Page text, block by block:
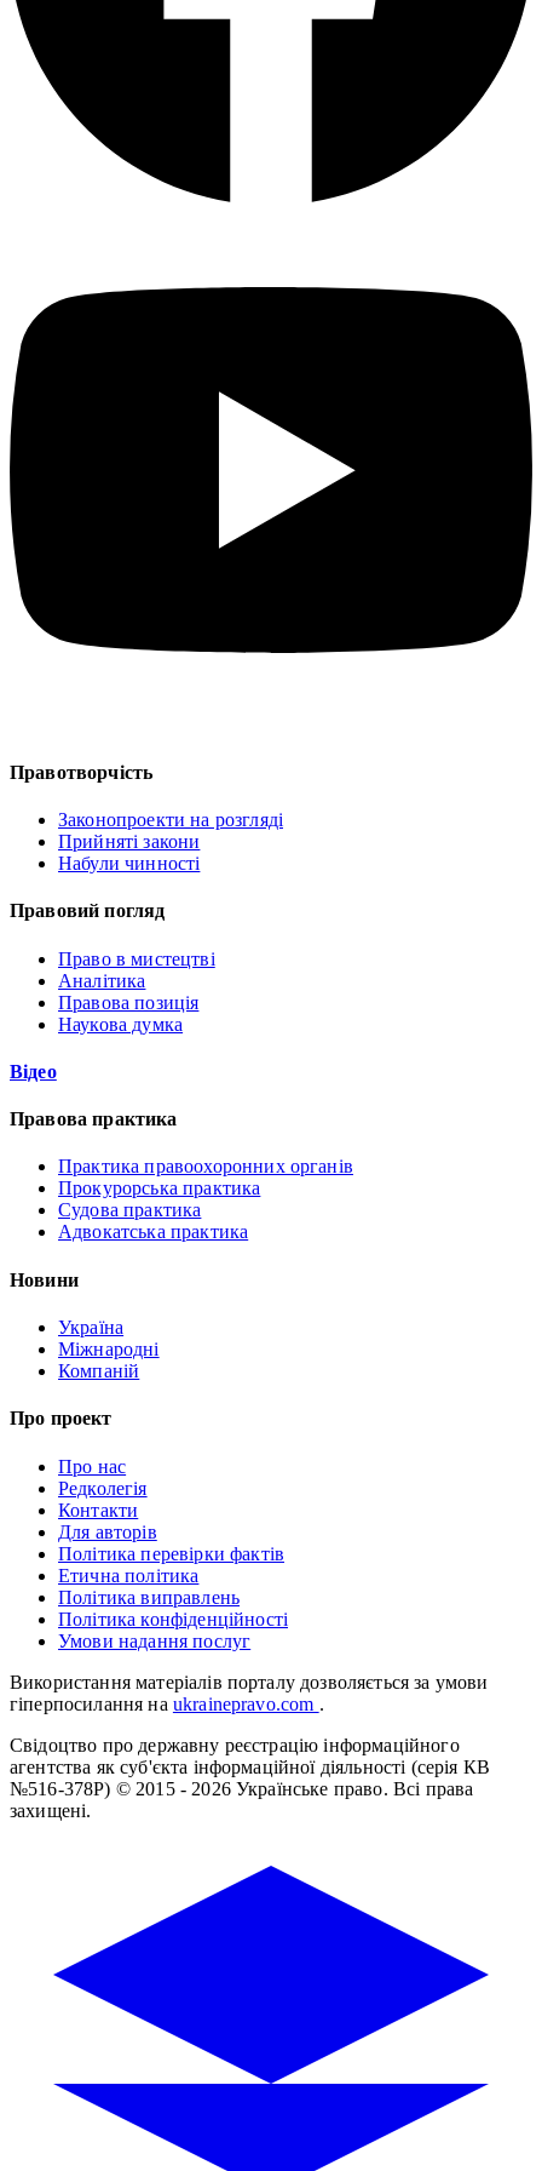
Правотворчість
Законопроекти на розгляді
Прийняті закони
Набули чинності
Правовий погляд
Право в мистецтві
Аналітика
Правова позиція
Наукова думка
Відео
Правова практика
Практика правоохоронних органів
Прокурорська практика
Судова практика
Адвокатська практика
Новини
Україна
Міжнародні
Компаній
Про проект
Про нас
Редколегія
Контакти
Для авторів
Політика перевірки фактів
Етична політика
Політика виправлень
Політика конфіденційності
Умови надання послуг
Використання матеріалів порталу дозволяється за умови
гіперпосилання на ukrainepravo.com .
Свідоцтво про державну реєстрацію інформаційного
агентства як суб'єкта інформаційної діяльності (серія КВ
№516-378Р) © 2015 - 2026 Українське право. Всі права
захищені.